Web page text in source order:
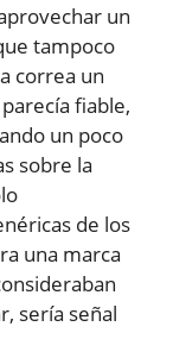
un
tampoco
correa un
fiable,
un poco
sobre la
de los
una marca
sería señal